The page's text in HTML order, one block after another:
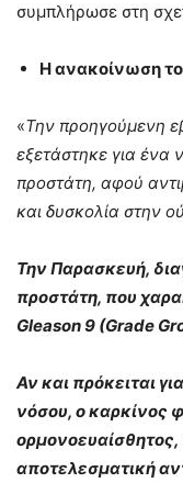
συμπλήρωσε στη
Η ανακοίνωση
«Την προηγούμενη
εξετάστηκε για ένα
προστάτη, αφού
και δυσκολία στην
Την Παρασκευή,
προστάτη, που
Gleason 9 (Grade
Αν και πρόκειται
νόσου, ο καρκίνος
ορμονοευαίσθητος,
αποτελεσματική